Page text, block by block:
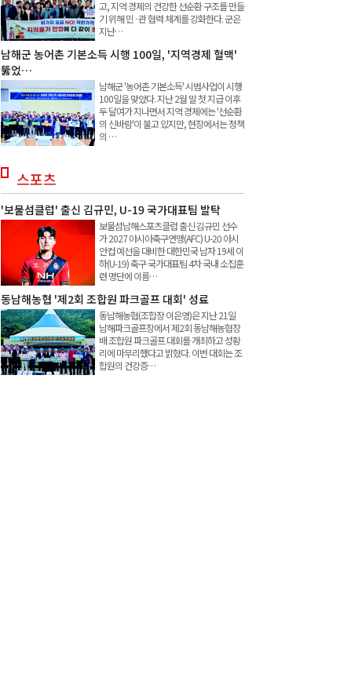
고, 지역 경제의 건강한 선순환 구조를 만들
기 위해 민·관 협력 체계를 강화한다. 군은
지난…
남해군 농어촌 기본소득 시행 100일, '지역경제 혈맥'
뚫었…
남해군 '농어촌 기본소득' 시범사업이 시행
100일을 맞았다. 지난 2월 말 첫 지급 이후
두 달여가 지나면서 지역 경제에는 '선순환
의 신바람'이 불고 있지만, 현장에서는 정책
의 …
스포츠
'보물섬클럽' 출신 김규민, U-19 국가대표팀 발탁
보물섬남해스포츠클럽 출신 김규민 선수
가 2027 아시아축구연맹(AFC) U-20 아시
안컵 예선을 대비한 대한민국 남자 19세 이
하(U-19) 축구 국가대표팀 4차 국내 소집훈
련 명단에 이름…
동남해농협 '제2회 조합원 파크골프 대회' 성료
동남해농협(조합장 이은영)은 지난 21일
남해파크골프장에서 제2회 동남해농협장
배 조합원 파크골프 대회를 개최하고 성황
리에 마무리했다고 밝혔다. 이번 대회는 조
합원의 건강증…